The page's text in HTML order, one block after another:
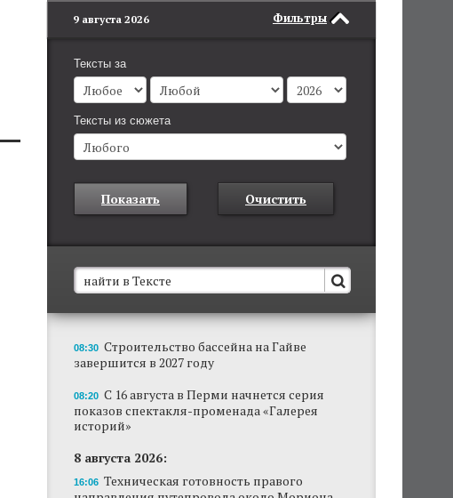
Фильтры
9 августа 2026
Тексты за
Тексты из сюжета
Показать Очистить
В Пермском крае установят новые станции
обнаружения беспилотников
Они используются для обнаружения и
отслеживания БПЛА в воздухе.
Новый проект «Вышки» разместится в
пермском торговом центре
В Перми создан штаб поддержки
пострадавших продавцов Wildberries
08:30 Строительство бассейна на Гайве
завершится в 2027 году
08:20 С 16 августа в Перми начнется серия
показов спектакля-променада «Галерея
историй»
8 августа 2026:
16:06 Техническая готовность правого